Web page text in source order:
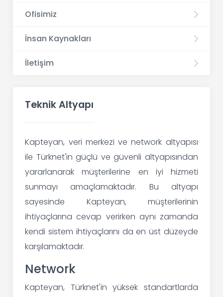
Ofisimiz
İnsan Kaynakları
İletişim
Teknik Altyapı
Kapteyan, veri merkezi ve network altyapısı
ile Türknet'in güçlü ve güvenli altyapısından
yararlanarak müşterilerine en iyi hizmeti
sunmayı amaçlamaktadır. Bu altyapı
sayesinde Kapteyan, müşterilerinin
ihtiyaçlarına cevap verirken aynı zamanda
kendi sistem ihtiyaçlarını da en üst düzeyde
karşılamaktadır.
Network
Kapteyan, Türknet'in yüksek standartlarda